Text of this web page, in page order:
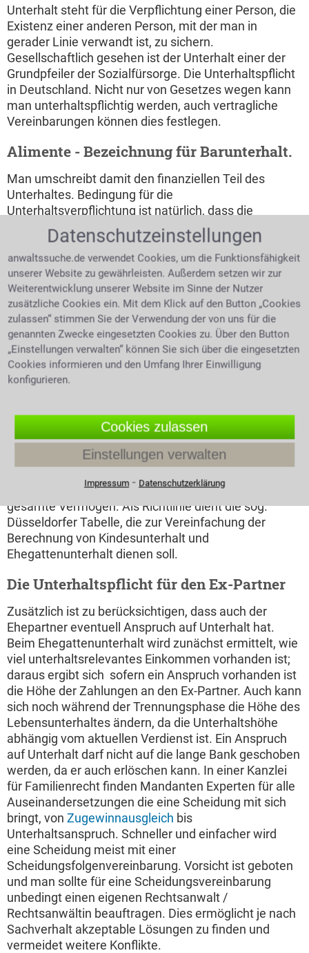
Unterhalt steht für die Verpflichtung einer Person, die
Existenz einer anderen Person, mit der man in
gerader Linie verwandt ist, zu sichern.
Gesellschaftlich gesehen ist der Unterhalt einer der
Grundpfeiler der Sozialfürsorge. Die Unterhaltspflicht
in Deutschland. Nicht nur von Gesetzes wegen kann
man unterhaltspflichtig werden, auch vertragliche
Vereinbarungen können dies festlegen.
Alimente - Bezeichnung für Barunterhalt.
Man umschreibt damit den finanziellen Teil des
Unterhaltes. Bedingung für die
Unterhaltsverpflichtung ist natürlich, dass die
persönlichen Umstände es einem überhaupt
ermöglichen Unterhalt zu leisten. Anspruch auf
Unterhalt besteht immer für gemeinsame Kinder,
wenn sich Eltern trennen oder nicht zusammen leben.
Die Unterhaltsarten für die gemeinsamen Kinder
unterscheiden sich in Barunterhalt und
Naturalunterhalt, außerdem gibt es noch den
Trennungsunterhalt später den nachehelichen
Unterhalt. Beide Elternteile teilen sich den Unterhalt
indem sich einer um das Wohl und den Alltag des
Kindes kümmert, der andere steuert mit seinem
Den Kindesunterhalt berechnen
Zu beachten ist bei der Berechnung des
unterhaltsrelevante Einkommen geht, nicht um das
gesamte Vermögen. Als Richtlinie dient die sog.
Düsseldorfer Tabelle, die zur Vereinfachung der
Berechnung von Kindesunterhalt und
Ehegattenunterhalt dienen soll.
Die Unterhaltspflicht für den Ex-Partner
Zusätzlich ist zu berücksichtigen, dass auch der
Ehepartner eventuell Anspruch auf Unterhalt hat.
Beim Ehegattenunterhalt wird zunächst ermittelt, wie
viel unterhaltsrelevantes Einkommen vorhanden ist;
daraus ergibt sich  sofern ein Anspruch vorhanden ist 
die Höhe der Zahlungen an den Ex-Partner. Auch kann
sich noch während der Trennungsphase die Höhe des
Lebensunterhaltes ändern, da die Unterhaltshöhe
abhängig vom aktuellen Verdienst ist. Ein Anspruch
auf Unterhalt darf nicht auf die lange Bank geschoben
werden, da er auch erlöschen kann. In einer Kanzlei
für Familienrecht finden Mandanten Experten für alle
Auseinandersetzungen die eine Scheidung mit sich
bringt, von Zugewinnausgleich bis
Unterhaltsanspruch. Schneller und einfacher wird
eine Scheidung meist mit einer
Scheidungsfolgenvereinbarung. Vorsicht ist geboten
und man sollte für eine Scheidungsvereinbarung
unbedingt einen eigenen Rechtsanwalt /
Rechtsanwältin beauftragen. Dies ermöglicht je nach
Sachverhalt akzeptable Lösungen zu finden und
vermeidet weitere Konflikte.
Datenschutzeinstellungen
anwaltssuche.de verwendet Cookies, um die Funktionsfähigkeit
unserer Website zu gewährleisten. Außerdem setzen wir zur
Weiterentwicklung unserer Website im Sinne der Nutzer
zusätzliche Cookies ein. Mit dem Klick auf den Button „Cookies
zulassen“ stimmen Sie der Verwendung der von uns für die
genannten Zwecke eingesetzten Cookies zu. Über den Button
„Einstellungen verwalten“ können Sie sich über die eingesetzten
Cookies informieren und den Umfang Ihrer Einwilligung
konfigurieren.
Cookies zulassen
Einstellungen verwalten
Impressum⁃ Datenschutzerklärung